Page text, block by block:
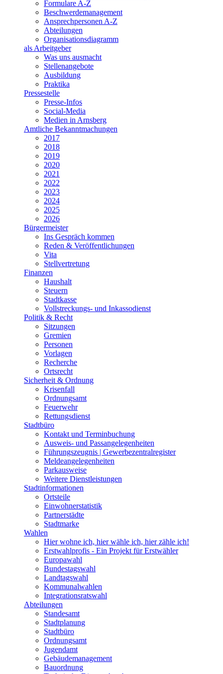
Formulare A-Z
Beschwerdemanagement
Ansprechpersonen A-Z
Abteilungen
Organisationsdiagramm
als Arbeitgeber
Was uns ausmacht
Stellenangebote
Ausbildung
Praktika
Pressestelle
Presse-Infos
Social-Media
Medien in Arnsberg
Amtliche Bekanntmachungen
2017
2018
2019
2020
2021
2022
2023
2024
2025
2026
Bürgermeister
Ins Gespräch kommen
Reden & Veröffentlichungen
Vita
Stellvertretung
Finanzen
Haushalt
Steuern
Stadtkasse
Vollstreckungs- und Inkassodienst
Politik & Recht
Sitzungen
Gremien
Personen
Vorlagen
Recherche
Ortsrecht
Sicherheit & Ordnung
Krisenfall
Ordnungsamt
Feuerwehr
Rettungsdienst
Stadtbüro
Kontakt und Terminbuchung
Ausweis- und Passangelegenheiten
Führungszeugnis | Gewerbezentralregister
Meldeangelegenheiten
Parkausweise
Weitere Dienstleistungen
Stadtinformationen
Ortsteile
Einwohnerstatistik
Partnerstädte
Stadtmarke
Wahlen
Hier wohne ich, hier wähle ich, hier zähle ich!
Erstwahlprofis - Ein Projekt für Erstwähler
Europawahl
Bundestagswahl
Landtagswahl
Kommunalwahlen
Integrationsratswahl
Abteilungen
Standesamt
Stadtplanung
Stadtbüro
Ordnungsamt
Jugendamt
Gebäudemanagement
Bauordnung